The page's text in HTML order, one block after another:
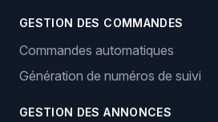
GESTION DES COMMANDES
Commandes automatiques
Génération de numéros de suivi
GESTION DES ANNONCES